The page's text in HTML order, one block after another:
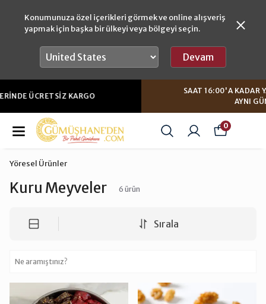
Konumunuza özel içerikleri görmek ve online alışveriş
yapmak için başka bir ülkeyi veya bölgeyi seçin.
Devam
SAAT 16:00'A KADAR YAPACAĞINIZ SIPARIŞLERDE
AYNI GÜN GÖNDERIM
0
Yöresel Ürünler
Kuru Meyveler 6 ürün
Sırala